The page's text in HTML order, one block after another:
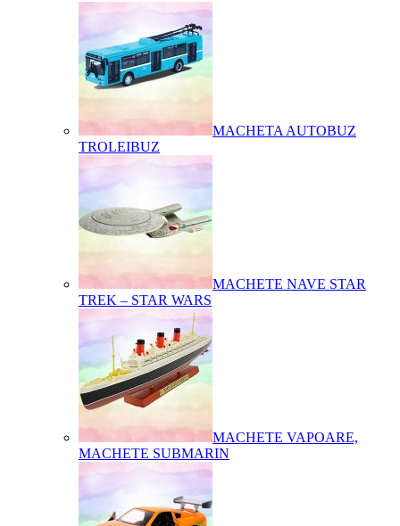
MACHETA AUTOBUZ
TROLEIBUZ
MACHETE NAVE STAR
TREK – STAR WARS
MACHETE VAPOARE,
MACHETE SUBMARIN